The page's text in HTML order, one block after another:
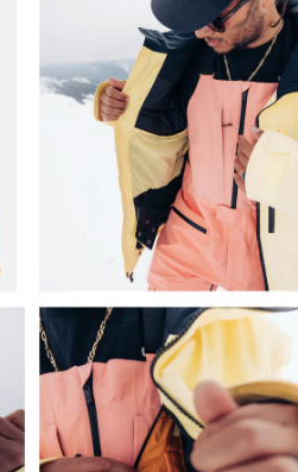
이코 라이프 하